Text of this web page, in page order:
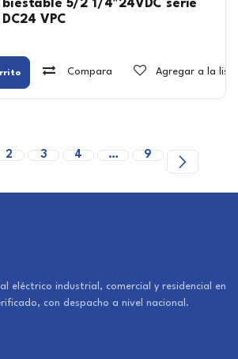
5/2 1/4"24VDC serie
VPC
Compara Agregar a la
2 3 4 … 9
eléctrico industrial, comercial y residencial en
con despacho a nivel nacional.